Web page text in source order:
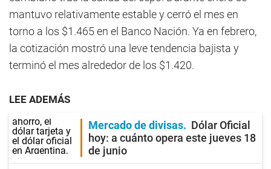
mantuvo relativamente estable y cerró el mes en
torno a los $1.465 en el Banco Nación. Ya en febrero,
la cotización mostró una leve tendencia bajista y
terminó el mes alrededor de los $1.420.
LEE ADEMÁS
Mercado de divisas
Dólar Oficial
hoy: a cuánto opera este jueves 18
de junio